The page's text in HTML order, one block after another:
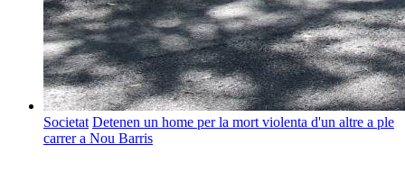
Societat Detenen un home per la mort violenta d'un altre a ple
carrer a Nou Barris